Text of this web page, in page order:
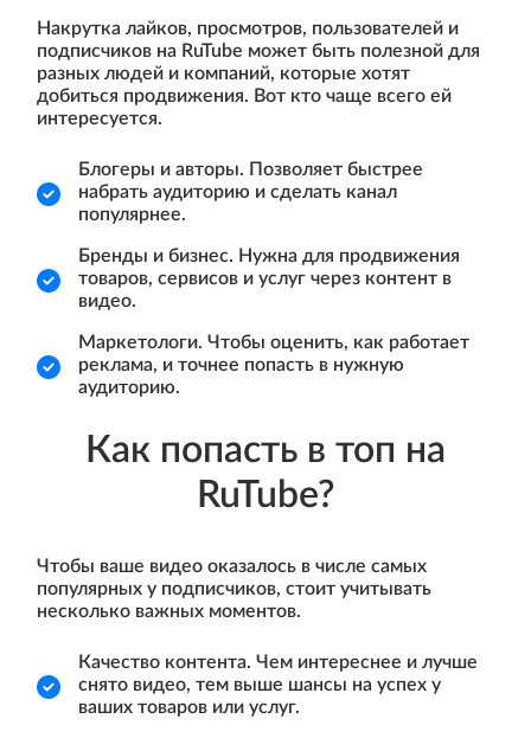
Накрутка лайков, просмотров, пользователей и
подписчиков на RuTube может быть полезной для
разных людей и компаний, которые хотят
добиться продвижения. Вот кто чаще всего ей
интересуется.
Блогеры и авторы. Позволяет быстрее
набрать аудиторию и сделать канал
популярнее.
Бренды и бизнес. Нужна для продвижения
товаров, сервисов и услуг через контент в
видео.
Маркетологи. Чтобы оценить, как работает
реклама, и точнее попасть в нужную
аудиторию.
Как попасть в топ на
RuTube?
Чтобы ваше видео оказалось в числе самых
популярных у подписчиков, стоит учитывать
несколько важных моментов.
Качество контента. Чем интереснее и лучше
снято видео, тем выше шансы на успех у
ваших товаров или услуг.